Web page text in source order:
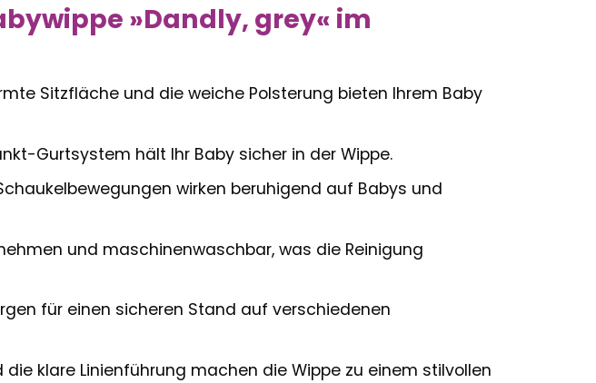
»Dandly, grey« im
Sitzfläche und die weiche Polsterung bieten Ihrem Baby
Gurtsystem hält Ihr Baby sicher in der Wippe.
wirken beruhigend auf Babys und
und maschinenwaschbar, was die Reinigung
für einen sicheren Stand auf verschiedenen
die klare Linienführung machen die Wippe zu einem stilvollen